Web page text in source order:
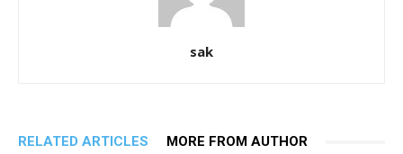
sak
RELATED ARTICLES MORE FROM AUTHOR